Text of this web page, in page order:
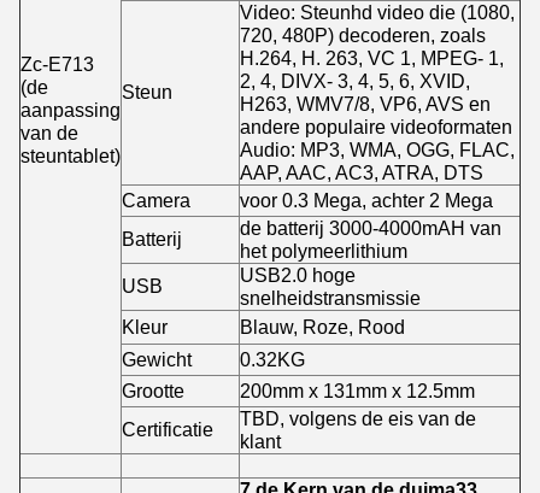
Zc-E713
(de
aanpassing
van de
steuntablet)
Steun
Video: Steunhd video die (1080,
720, 480P) decoderen, zoals
H.264, H. 263, VC 1, MPEG- 1,
2, 4, DIVX- 3, 4, 5, 6, XVID,
H263, WMV7/8, VP6, AVS en
andere populaire videoformaten
Audio: MP3, WMA, OGG, FLAC,
AAP, AAC, AC3, ATRA, DTS
Camera
voor 0.3 Mega, achter 2 Mega
Batterij
de batterij 3000-4000mAH van
het polymeerlithium
USB
USB2.0 hoge
snelheidstransmissie
Kleur
Blauw, Roze, Rood
Gewicht
0.32KG
Grootte
200mm x 131mm x 12.5mm
Certificatie
TBD, volgens de eis van de
klant